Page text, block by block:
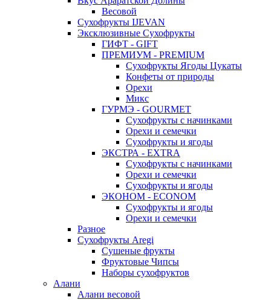
Весовой
Сухофрукты IJEVAN
Эксклюзивные Сухофрукты
ГИФТ - GIFT
ПРЕМИУМ - PREMIUM
Сухофрукты Ягоды Цукаты
Конфеты от природы
Орехи
Микс
ГУРМЭ - GOURMET
Сухофрукты с начинками
Орехи и семечки
Сухофрукты и ягоды
ЭКСТРА - EXTRA
Сухофрукты с начинками
Орехи и семечки
Сухофрукты и ягоды
ЭКОНОМ - ECONOM
Сухофрукты и ягоды
Орехи и семечки
Разное
Сухофрукты Aregi
Сушеные фрукты
Фруктовые Чипсы
Наборы сухофруктов
Алани
Алани весовой